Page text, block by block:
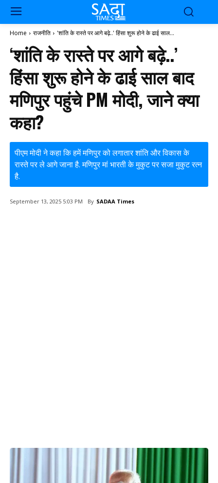
Home राजनीति 'शांति के रास्ते पर आगे बढ़े..' हिंसा शुरू होने के ढाई साल...
‘शांति के रास्ते पर आगे बढ़े..’
हिंसा शुरू होने के ढाई साल बाद
मणिपुर पहुंचे PM मोदी, जाने क्या
कहा?
पीएम मोदी ने कहा कि हमें मणिपुर को लगातार शांति और विकास के
रास्ते पर ले आगे जाना है. मणिपुर मां भारती के मुकुट पर सजा मुकुट रत्न
है.
September 13, 2025 5:03 PM By SADAA Times